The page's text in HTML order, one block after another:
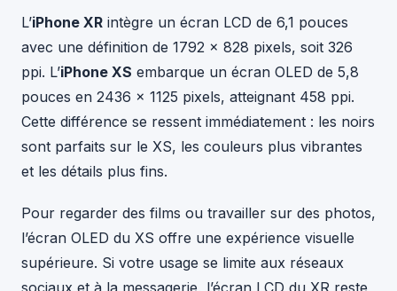
L’iPhone XR intègre un écran LCD de 6,1 pouces
avec une définition de 1792 x 828 pixels, soit 326
ppi. L’iPhone XS embarque un écran OLED de 5,8
pouces en 2436 x 1125 pixels, atteignant 458 ppi.
Cette différence se ressent immédiatement : les noirs
sont parfaits sur le XS, les couleurs plus vibrantes
et les détails plus fins.
Pour regarder des films ou travailler sur des photos,
l’écran OLED du XS offre une expérience visuelle
supérieure. Si votre usage se limite aux réseaux
sociaux et à la messagerie, l’écran LCD du XR reste